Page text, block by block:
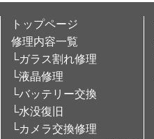
トップページ
修理内容一覧
└ガラス割れ修理
└液晶修理
└バッテリー交換
└水没復旧
└カメラ交換修理